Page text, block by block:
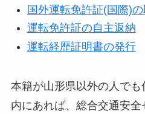
国外運転免許証(国際)
運転免許証の自主返納
運転経歴証明書の発行
本籍が山形県以外の人で
内にあれば、総合交通安